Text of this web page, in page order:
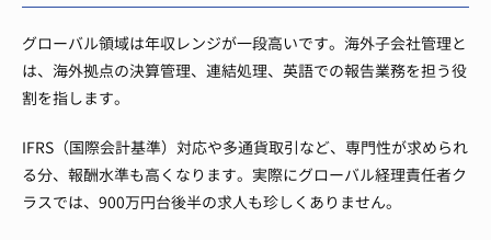
グローバル領域は年収レンジが一段高いです。海外子会社管理と
は、海外拠点の決算管理、連結処理、英語での報告業務を担う役
割を指します。
IFRS（国際会計基準）対応や多通貨取引など、専門性が求められ
る分、報酬水準も高くなります。実際にグローバル経理責任者ク
ラスでは、900万円台後半の求人も珍しくありません。